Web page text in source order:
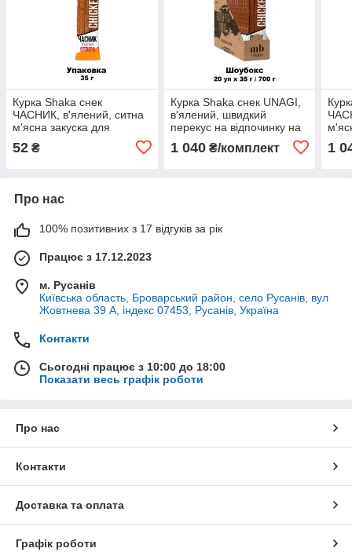
Курка Shaka снек
ЧАСНИК, в'ялений, ситна
м'ясна закуска для
закуска до пива
52 ₴
Курка Shaka снек UNAGI,
в'ялений, швидкий
перекус на відпочинку на
курки
1 040₴/комплект 1
Про нас
100% позитивних з 17 відгуків за рік
Працює з 17.12.2023
м. Русанів
Київська область, Броварський район, село Русанів, вул
Жовтнева 39 А, індекс 07453, Русанів, Україна
Контакти
Сьогодні працює з 10:00 до 18:00
Показати весь графік роботи
Про нас
Контакти
Доставка та оплата
Графік роботи